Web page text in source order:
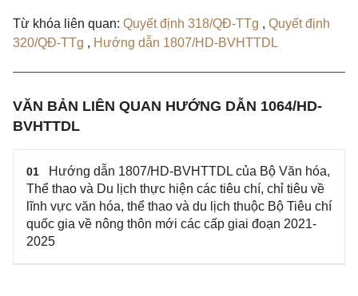
Từ khóa liên quan: Quyết định 318/QĐ-TTg , Quyết định
320/QĐ-TTg , Hướng dẫn 1807/HD-BVHTTDL
VĂN BẢN LIÊN QUAN HƯỚNG DẪN 1064/HD-
BVHTTDL
01
Hướng dẫn 1807/HD-BVHTTDL của Bộ Văn hóa,
Thể thao và Du lịch thực hiện các tiêu chí, chỉ tiêu về
lĩnh vực văn hóa, thể thao và du lịch thuộc Bộ Tiêu chí
quốc gia về nông thôn mới các cấp giai đoạn 2021-
2025